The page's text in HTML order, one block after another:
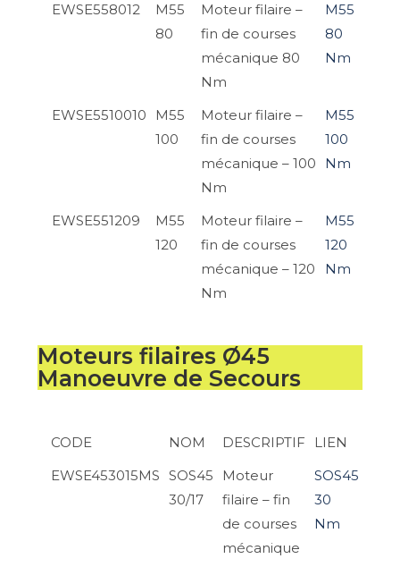
EWSE558012
M55
80
Moteur filaire –
fin de courses
mécanique 80
Nm
M55
80
Nm
EWSE5510010
M55
100
Moteur filaire –
fin de courses
mécanique – 100
Nm
M55
100
Nm
EWSE551209
M55
120
Moteur filaire –
fin de courses
mécanique – 120
Nm
M55
120
Nm
Moteurs filaires Ø45
Manoeuvre de Secours
CODE NOM DESCRIPTIF
LIEN
EWSE453015MS
SOS45
30/17
Moteur
filaire – fin
de courses
mécanique
SOS45
30
Nm